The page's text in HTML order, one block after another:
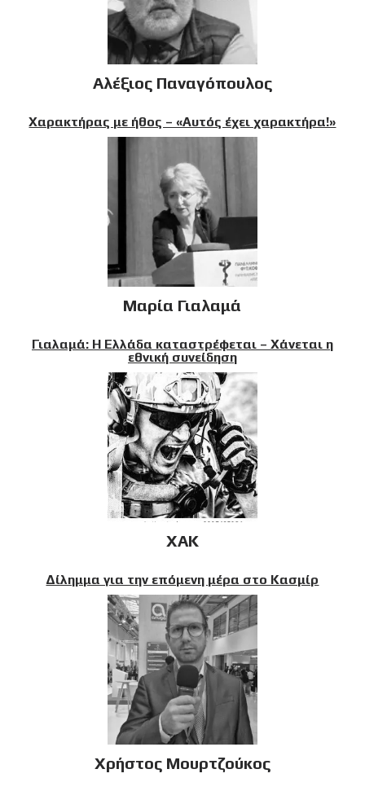
Αλέξιος Παναγόπουλος
Χαρακτήρας με ήθος – «Αυτός έχει χαρακτήρα!»
Μαρία Γιαλαμά
Γιαλαμά: Η Ελλάδα καταστρέφεται – Χάνεται η
εθνική συνείδηση
XAK
Δίλημμα για την επόμενη μέρα στο Κασμίρ
Χρήστος Μουρτζούκος